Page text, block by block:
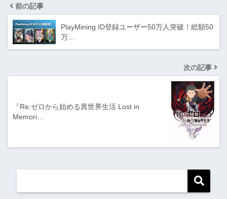
前の記事
PlayMining ID登録ユーザー50万人突破！総額50
万…
次の記事
『Re:ゼロから始める異世界生活 Lost in
Memori…